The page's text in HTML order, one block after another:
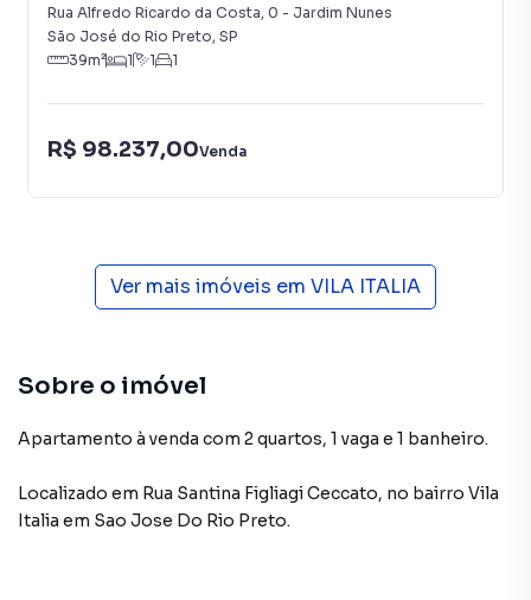
Rua Alfredo Ricardo da Costa, 0 - Jardim Nunes
São José do Rio Preto, SP
39m² 1 1 1
R$ 98.237,00Venda
Ver mais imóveis em VILA ITALIA
Sobre o imóvel
Apartamento à venda com 2 quartos, 1 vaga e 1 banheiro.
Localizado em Rua Santina Figliagi Ceccato, no bairro Vila
Italia em Sao Jose Do Rio Preto.